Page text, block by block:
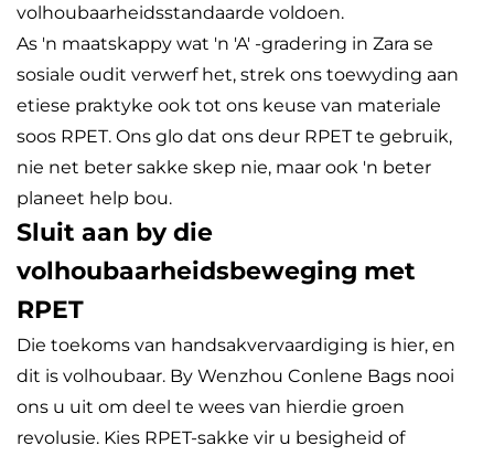
volhoubaarheidsstandaarde voldoen.
As 'n maatskappy wat 'n 'A' -gradering in Zara se
sosiale oudit verwerf het, strek ons toewyding aan
etiese praktyke ook tot ons keuse van materiale
soos RPET. Ons glo dat ons deur RPET te gebruik,
nie net beter sakke skep nie, maar ook 'n beter
planeet help bou.
Sluit aan by die
volhoubaarheidsbeweging met
RPET
Die toekoms van handsakvervaardiging is hier, en
dit is volhoubaar. By Wenzhou Conlene Bags nooi
ons u uit om deel te wees van hierdie groen
revolusie. Kies RPET-sakke vir u besigheid of